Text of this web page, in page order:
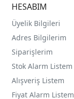
HESABIM
Üyelik Bilgileri
Adres Bilgilerim
Siparişlerim
Stok Alarm Listem
Alışveriş Listem
Fiyat Alarm Listem